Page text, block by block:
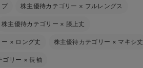
プ 株主優待カテゴリー × フルレングス
株主優待カテゴリー × 膝上丈
× ロング丈 株主優待カテゴリー × マキシ丈
ゴリー ×長袖